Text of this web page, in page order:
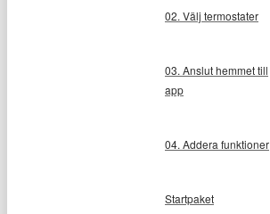
02. Välj termostater
03. Anslut hemmet till
app
04. Addera funktioner
Startpaket